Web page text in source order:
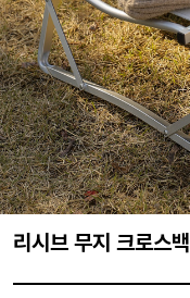
리시브 무지 크로스백